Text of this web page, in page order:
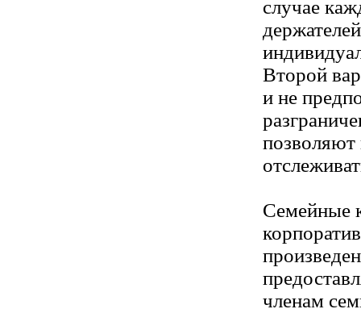
случае
Второй
и не
позволяют
Семейные
членам